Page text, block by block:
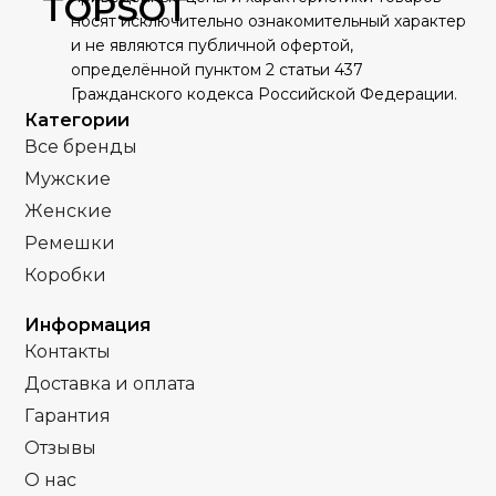
Черный ЦИФЕРБЛАТ
КОРПУС
Качественная
часовая сталь
МЕХАНИЗМ Кварц
Часы мужские
РЕМЕНЬ
СТЕКЛО Сапфировое
ЦВЕТ КОРПУСА
КОРПУС
Качественная
МЕХАНИЗМ Кварц
TOPSOT
носят исключительно ознакомительный характер
и не являются публичной офертой,
определённой пунктом 2 статьи 437
Гражданского кодекса Российской Федерации.
Категории
Все бренды
Мужские
Женские
Ремешки
Коробки
Информация
Контакты
Доставка и оплата
Гарантия
Отзывы
О нас